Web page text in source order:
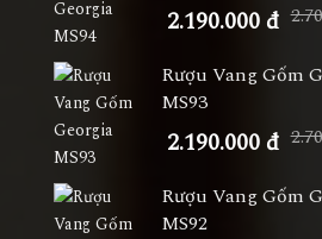
2.190.000 đ
Rượu Vang Gốm
MS93
2.190.000 đ
Rượu Vang Gốm
MS92